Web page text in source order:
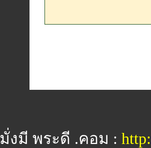
มั่งมี พระดี .คอม :